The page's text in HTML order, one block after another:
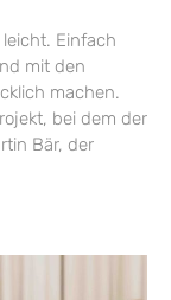
Einfach
mit den
machen.
bei dem der
Bär, der